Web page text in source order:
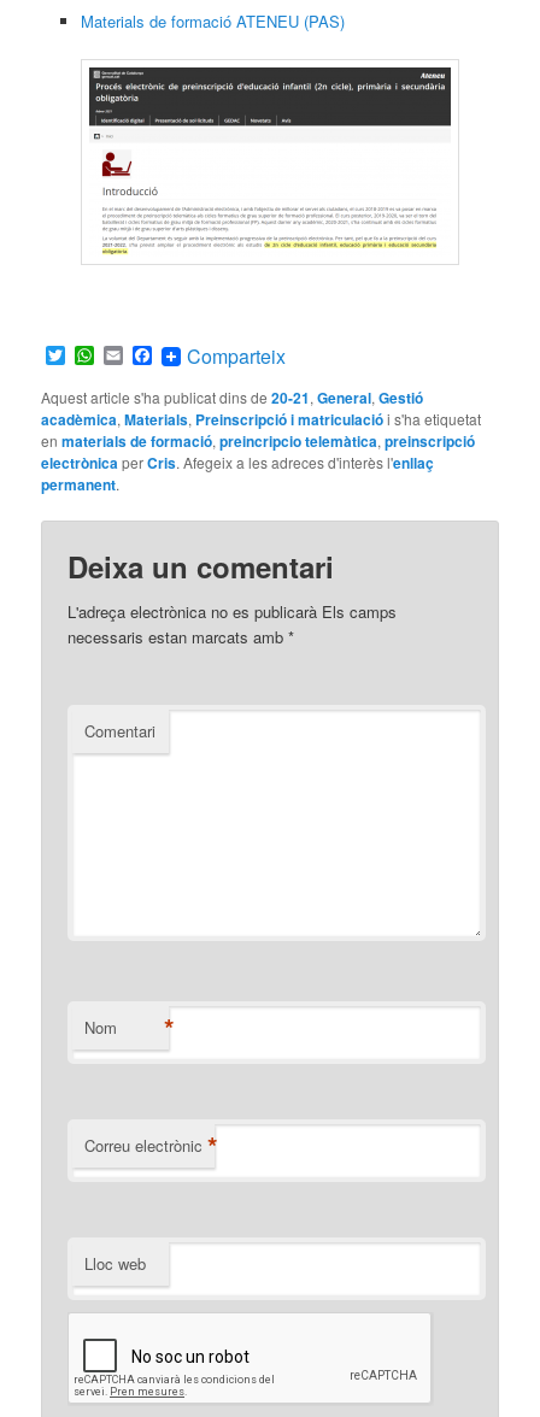
Materials de formació ATENEU (PAS)
TwitterWhatsApp
EmailFacebook
Comparteix
Aquest article s'ha publicat dins de20-21,General,Gestió
acadèmica,Materials, Preinscripció i matriculaciói s'ha etiquetat
enmaterials de formació,preincripcio telemàtica,preinscripció
electrònicaperCris. Afegeix a les adreces d'interès l'enllaç
permanent.
Deixa un comentari
L'adreça electrònica no es publicarà Els camps
necessaris estan marcats amb*
Comentari
Nom *
Correu electrònic *
Lloc web